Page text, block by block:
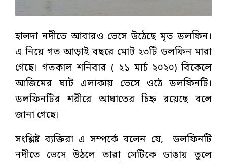
হালদা নদীতে আবারও ভেসে উঠেছে মৃত ডলফিন।
এ নিয়ে গত আড়াই বছরে মোট ২৩টি ডলফিন মারা
গেছে। গতকাল শনিবার ( ২১ মার্চ ২০২০) বিকেলে
আজিমের ঘাট এলাকায় ভেসে ওঠে ডলফিনটি।
ডলফিনটির শরীরে আঘাতের চিহ্ন রয়েছে বলে
জানা গেছে।
সংশ্লিষ্ট ব্যক্তিরা এ সম্পর্কে বলেন যে, ডলফিনটি
নদীতে ভেসে উঠলে তারা সেটিকে ডাঙায় তুলে